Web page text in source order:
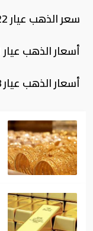
سعر الذهب عيار 22 165.30 ريال
أسعار الذهب عيار 21 157.78 ريال
أسعار الذهب عيار 18 135.24 ريال